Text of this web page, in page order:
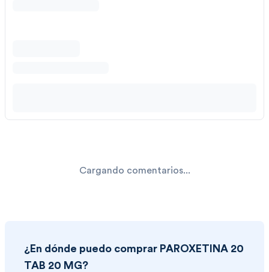
Cargando comentarios...
¿En dónde puedo comprar PAROXETINA 20
TAB 20 MG?